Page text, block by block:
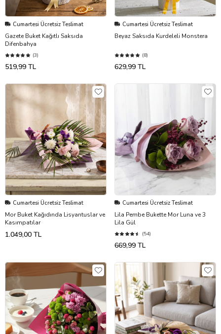
Cumartesi Ücretsiz Teslimat
Gazete Buket Kağıtlı Saksıda
Difenbahya
(3)
519,99 TL
Cumartesi Ücretsiz Teslimat
Beyaz Saksıda Kurdeleli Monstera
(8)
629,99 TL
Cumartesi Ücretsiz Teslimat
Mor Buket Kağıdında Lisyantuslar ve
Kasımpatılar
1.049,00 TL
Cumartesi Ücretsiz Teslimat
Lila Pembe Bukette Mor Luna ve 3
Lila Gül
(54)
669,99 TL